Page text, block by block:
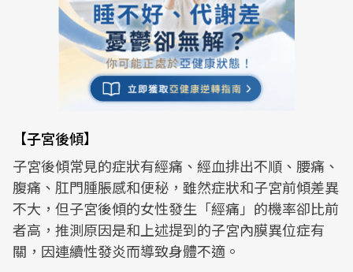
【子宮後傾】
子宮後傾常見的症狀有經痛、經血排出不順、腰痛、
腹痛、肛門腫脹感和便秘，雖然症狀和子宮前傾差異
不大，但子宮後傾的女性發生「經痛」的機率卻比前
者高，推測原因是和上述提到的子宮內膜異位症有
關，因連續性發炎而導致身體不適。